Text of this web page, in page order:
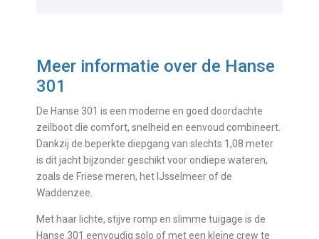
Meer informatie over de Hanse
301
De Hanse 301 is een moderne en goed doordachte
zeilboot die comfort, snelheid en eenvoud combineert.
Dankzij de beperkte diepgang van slechts 1,08 meter
is dit jacht bijzonder geschikt voor ondiepe wateren,
zoals de Friese meren, het IJsselmeer of de
Waddenzee.
Met haar lichte, stijve romp en slimme tuigage is de
Hanse 301 eenvoudig solo of met een kleine crew te